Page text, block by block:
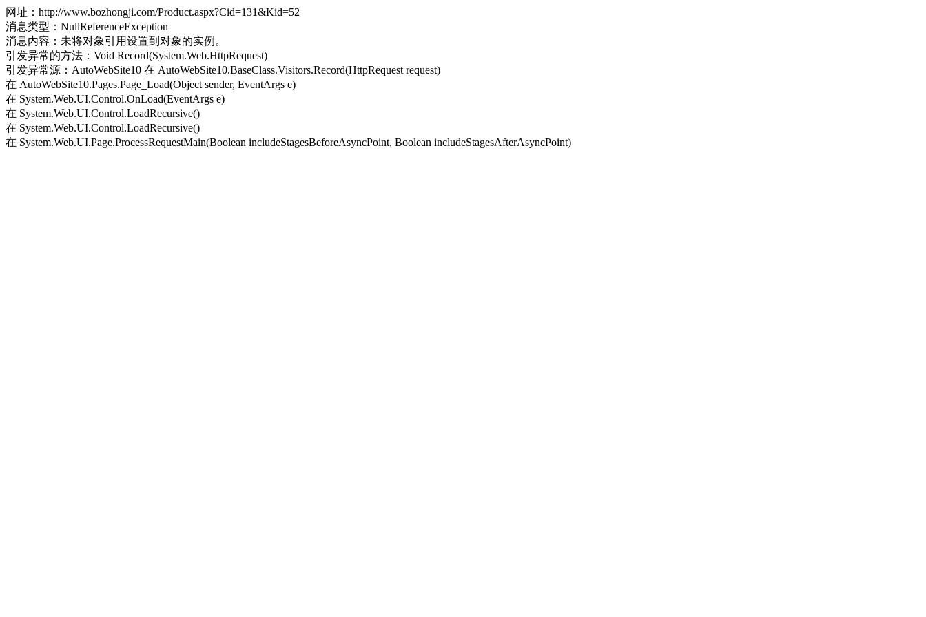
网址：http://www.bozhongji.com/Product.aspx?Cid=131&Kid=52
消息类型：NullReferenceException
消息内容：未将对象引用设置到对象的实例。
引发异常的方法：Void Record(System.Web.HttpRequest)
引发异常源：AutoWebSite10 在 AutoWebSite10.BaseClass.Visitors.Record(HttpRequest request)
在 AutoWebSite10.Pages.Page_Load(Object sender, EventArgs e)
在 System.Web.UI.Control.OnLoad(EventArgs e)
在 System.Web.UI.Control.LoadRecursive()
在 System.Web.UI.Control.LoadRecursive()
在 System.Web.UI.Page.ProcessRequestMain(Boolean includeStagesBeforeAsyncPoint, Boolean includeStagesAfterAsyncPoint)